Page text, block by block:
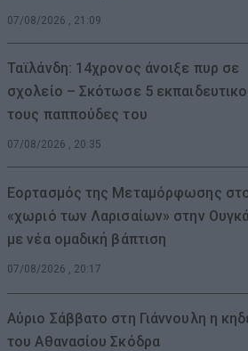
07/08/2026 , 21:09
Ταϊλάνδη: 14χρονος άνοιξε πυρ σε
σχολείο – Σκότωσε 5
τους παππούδες του
07/08/2026 , 20:35
Εορτασμός της Μεταμόρφωσης
«χωριό των Λαρισαίων» στην
με νέα ομαδική βάπτιση
07/08/2026 , 20:17
Αύριο Σάββατο στη Γιάννουλη η
του Αθανασίου Σκόδρα